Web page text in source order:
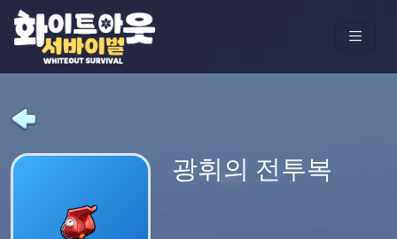
광휘의 전투복